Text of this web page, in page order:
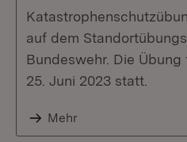
auf dem
Bundeswehr. Die
25. Juni 2023 statt.
Mehr